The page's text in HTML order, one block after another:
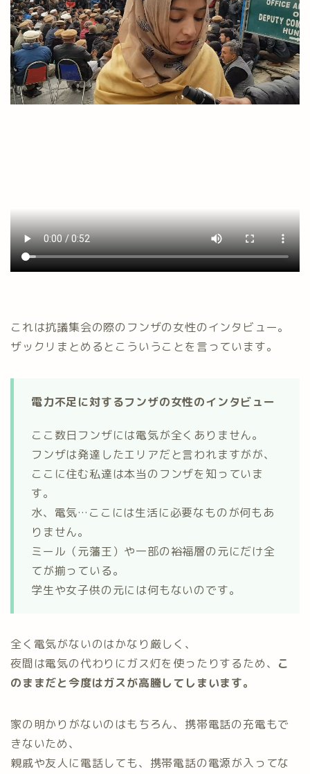
これは抗議集会の際のフンザの女性のインタビュー。
ザックリまとめるとこういうことを言っています。
電力不足に対するフンザの女性のインタビュー
ここ数日フンザには電気が全くありません。
フンザは発達したエリアだと言われますがが、
ここに住む私達は本当のフンザを知っていま
す。
水、電気…ここには生活に必要なものが何もあ
りません。
ミール（元藩王）や一部の裕福層の元にだけ全
てが揃っている。
学生や女子供の元には何もないのです。
全く電気がないのはかなり厳しく、
夜間は電気の代わりにガス灯を使ったりするため、 こ
のままだと今度はガスが高騰してしまいます。
家の明かりがないのはもちろん、携帯電話の充電もで
きないため、
親戚や友人に電話しても、携帯電話の電源が入ってな